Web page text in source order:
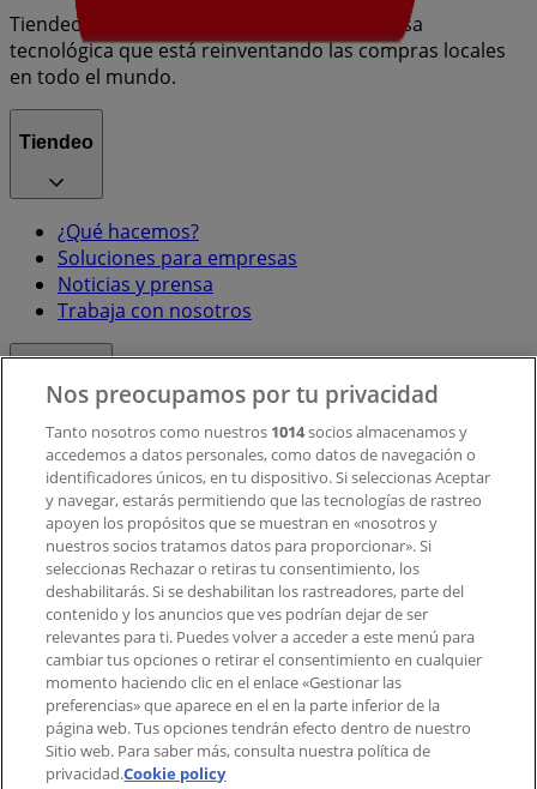
Tiendeo forma parte de Shopfully, la empresa
tecnológica que está reinventando las compras locales
en todo el mundo.
Tiendeo
¿Qué hacemos?
Soluciones para empresas
Noticias y prensa
Trabaja con nosotros
Contacto comercial y de marketing
Tienda mal colocada en el mapa
Notificar un folleto
¿Encontraste un problema en la web o en la
aplicación?
Índices
Marcas
Marcas locales
Negocios
Nos preocupamos por tu privacidad
Tanto nosotros como nuestros 1014socios almacenamos y
accedemos a datos personales, como datos de navegación o
identificadores únicos, en tu dispositivo. Si seleccionas Aceptar
y navegar, estarás permitiendo que las tecnologías de rastreo
apoyen los propósitos que se muestran en «nosotros y
nuestros socios tratamos datos para proporcionar». Si
seleccionas Rechazar o retiras tu consentimiento, los
deshabilitarás. Si se deshabilitan los rastreadores, parte del
contenido y los anuncios que ves podrían dejar de ser
relevantes para ti. Puedes volver a acceder a este menú para
cambiar tus opciones o retirar el consentimiento en cualquier
momento haciendo clic en el enlace «Gestionar las
preferencias» que aparece en el en la parte inferior de la
página web. Tus opciones tendrán efecto dentro de nuestro
Sitio web. Para saber más, consulta nuestra política de
privacidad.Cookie policy